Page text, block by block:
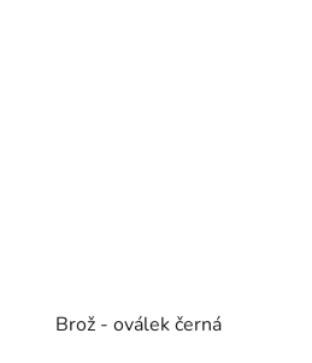
Brož - oválek černá